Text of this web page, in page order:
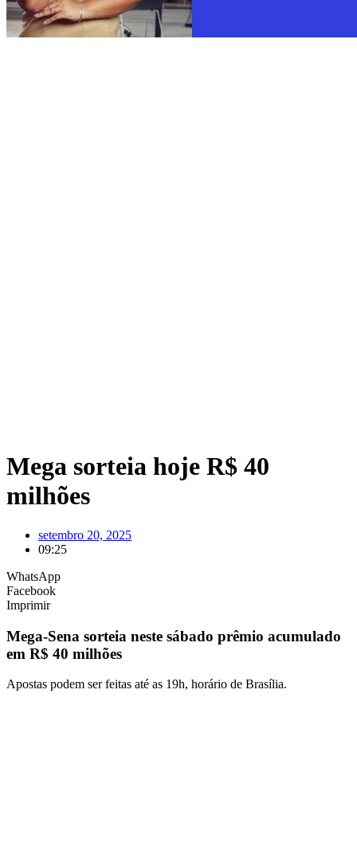
Mega sorteia hoje R$ 40
milhões
setembro 20, 2025
09:25
WhatsApp
Facebook
Imprimir
Mega-Sena sorteia neste sábado prêmio acumulado
em R$ 40 milhões
Apostas podem ser feitas até as 19h, horário de Brasília.